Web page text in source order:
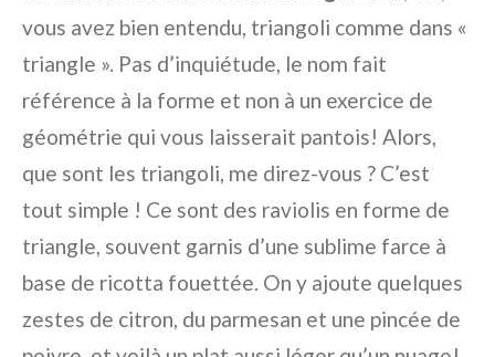
vous avez bien entendu, triangoli comme dans «
triangle ». Pas d’inquiétude, le nom fait
référence à la forme et non à un exercice de
géométrie qui vous laisserait pantois! Alors,
que sont les triangoli, me direz-vous ? C’est
tout simple ! Ce sont des raviolis en forme de
triangle, souvent garnis d’une sublime farce à
base de ricotta fouettée. On y ajoute quelques
zestes de citron, du parmesan et une pincée de